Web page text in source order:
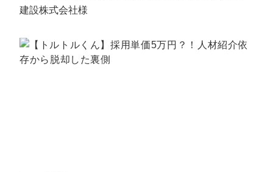
建設株式会社様